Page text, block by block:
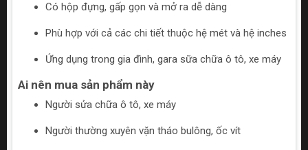
Có hộp đựng, gấp gọn và mở ra dễ dàng
Phù hợp với cả các chi tiết thuộc hệ mét và hệ inches
Ứng dụng trong gia đình, gara sữa chữa ô tô, xe máy
Ai nên mua sản phẩm này
Người sửa chữa ô tô, xe máy
Người thường xuyên vặn tháo bulông, ốc vít